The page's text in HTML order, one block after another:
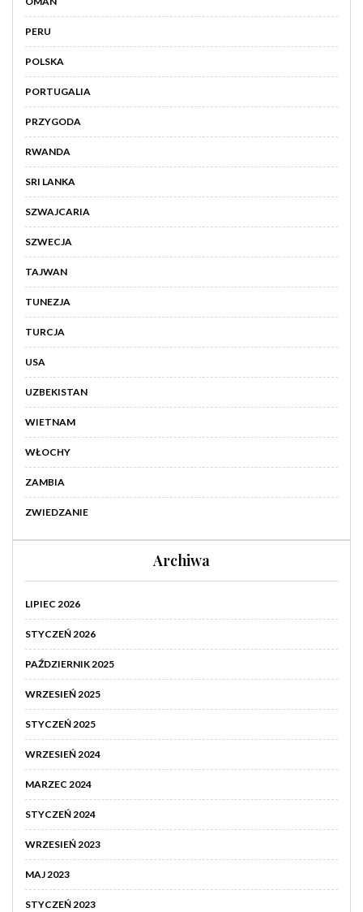
PERU
POLSKA
PORTUGALIA
PRZYGODA
RWANDA
SRI LANKA
SZWAJCARIA
SZWECJA
TAJWAN
TUNEZJA
TURCJA
USA
UZBEKISTAN
WIETNAM
WŁOCHY
ZAMBIA
ZWIEDZANIE
Archiwa
LIPIEC 2026
STYCZEŃ 2026
PAŹDZIERNIK 2025
WRZESIEŃ 2025
STYCZEŃ 2025
WRZESIEŃ 2024
MARZEC 2024
STYCZEŃ 2024
WRZESIEŃ 2023
MAJ 2023
STYCZEŃ 2023